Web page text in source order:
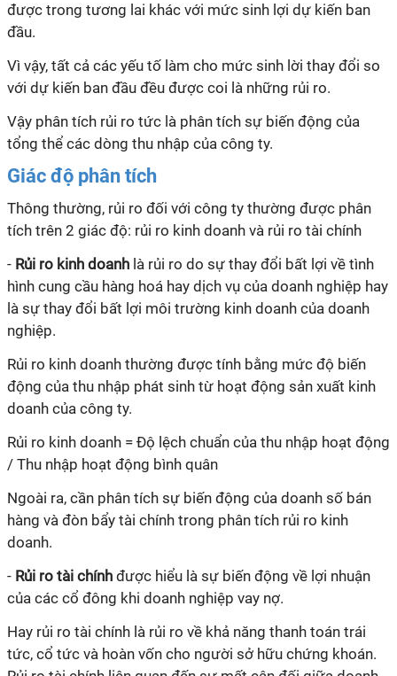
được trong tương lai khác với mức sinh lợi dự kiến ban
đầu.
Vì vậy, tất cả các yếu tố làm cho mức sinh lời thay đổi so
với dự kiến ban đầu đều được coi là những rủi ro.
Vậy phân tích rủi ro tức là phân tích sự biến động của
tổng thể các dòng thu nhập của công ty.
Giác độ phân tích
Thông thường, rủi ro đối với công ty thường được phân
tích trên 2 giác độ: rủi ro kinh doanh và rủi ro tài chính
- Rủi ro kinh doanh là rủi ro do sự thay đổi bất lợi về tình
hình cung cầu hàng hoá hay dịch vụ của doanh nghiệp hay
là sự thay đổi bất lợi môi trường kinh doanh của doanh
nghiệp.
Rủi ro kinh doanh thường được tính bằng mức độ biến
động của thu nhập phát sinh từ hoạt động sản xuất kinh
doanh của công ty.
Rủi ro kinh doanh = Độ lệch chuẩn của thu nhập hoạt động
/ Thu nhập hoạt động bình quân
Ngoài ra, cần phân tích sự biến động của doanh số bán
hàng và đòn bẩy tài chính trong phân tích rủi ro kinh
doanh.
- Rủi ro tài chính được hiểu là sự biến động về lợi nhuận
của các cổ đông khi doanh nghiệp vay nợ.
Hay rủi ro tài chính là rủi ro về khả năng thanh toán trái
tức, cổ tức và hoàn vốn cho người sở hữu chứng khoán.